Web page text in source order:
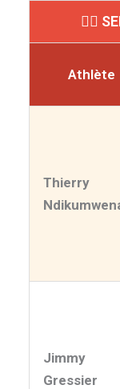
🏃‍♂️
Athlète
Thierry
Jimmy
Gressier